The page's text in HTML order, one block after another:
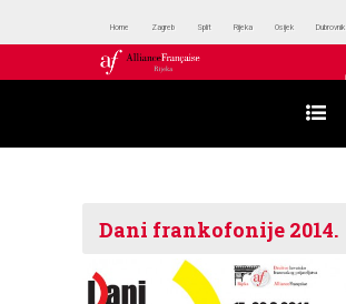
Home Zagreb Split Rijeka Osijek Dubrovnik
Dani frankofonije 2014.